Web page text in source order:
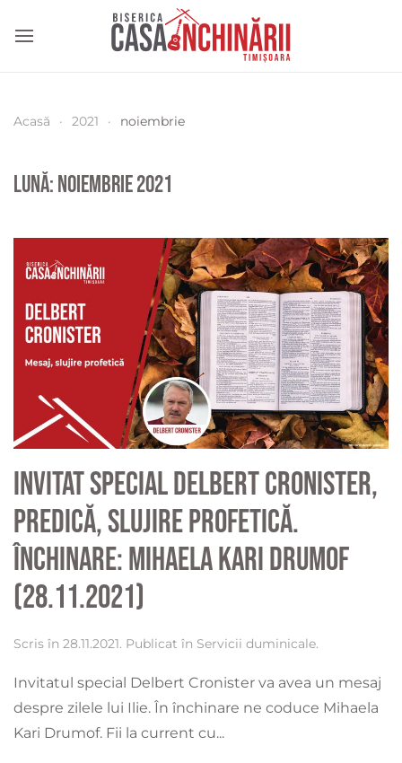
Acasă 2021 noiembrie
Lună:noiembrie 2021
Invitat special Delbert Cronister,
predică, slujire profetică.
Închinare: Mihaela Kari Drumof
(28.11.2021)
Scris în 28.11.2021. Publicat în Servicii duminicale.
Invitatul special Delbert Cronister va avea un mesaj
despre zilele lui Ilie. În închinare ne coduce Mihaela
Kari Drumof. Fii la current cu...